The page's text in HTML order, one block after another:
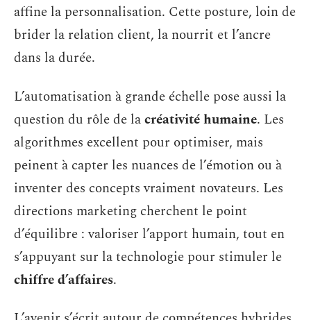
affine la personnalisation. Cette posture, loin de
brider la relation client, la nourrit et l’ancre
dans la durée.
L’automatisation à grande échelle pose aussi la
question du rôle de lacréativité humaine. Les
algorithmes excellent pour optimiser, mais
peinent à capter les nuances de l’émotion ou à
inventer des concepts vraiment novateurs. Les
directions marketing cherchent le point
d’équilibre : valoriser l’apport humain, tout en
s’appuyant sur la technologie pour stimuler le
chiffre d’affaires.